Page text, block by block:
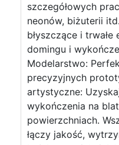
szczegółowych
neonów, biżuterii itd.
błyszczące i
domingu i
Modelarstwo:
precyzyjnych
artystyczne:
wykończenia na
powierzchniach.
łączy jakość,